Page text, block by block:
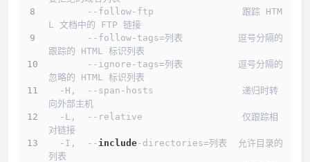
L 文档中的 FTP 链接
跟踪的 HTML 标识列表
忽略的 HTML 标识列表
向外部主机
对链接
  -I,  --
include-directories=列表  允许目录的
列表